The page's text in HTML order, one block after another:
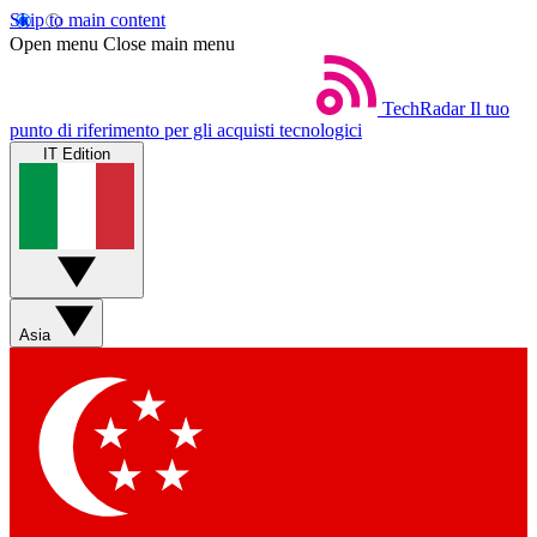
Skip to main content
Open menu Close main menu
TechRadar Il tuo
punto di riferimento per gli acquisti tecnologici
IT Edition
Asia